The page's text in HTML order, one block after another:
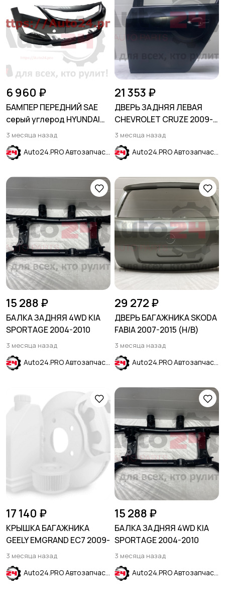
6 960 ₽
БАМПЕР ПЕРЕДНИЙ SAE
серый углерод HYUNDAI
SOLARIS 2014-2017
3 месяца назад
Auto24.PRO Автозапчасти
21 353 ₽
ДВЕРЬ ЗАДНЯЯ ЛЕВАЯ
CHEVROLET CRUZE 2009-
(H/B)
3 месяца назад
Auto24.PRO Автозапчасти
15 288 ₽
БАЛКА ЗАДНЯЯ 4WD KIA
SPORTAGE 2004-2010
3 месяца назад
Auto24.PRO Автозапчасти
29 272 ₽
ДВЕРЬ БАГАЖНИКА SKODA
FABIA 2007-2015 (H/B)
3 месяца назад
Auto24.PRO Автозапчасти
17 140 ₽
КРЫШКА БАГАЖНИКА
GEELY EMGRAND EC7 2009-
3 месяца назад
Auto24.PRO Автозапчасти
15 288 ₽
БАЛКА ЗАДНЯЯ 4WD KIA
SPORTAGE 2004-2010
3 месяца назад
Auto24.PRO Автозапчасти